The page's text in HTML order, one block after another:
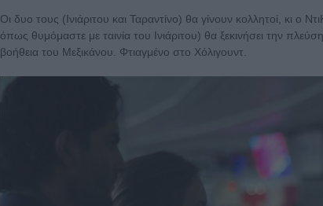
Οι δυο τους (Ινιάριτου και Ταραντίνο) θα γίνουν κολλητοί, κι ο
όπως θυμόμαστε με ταινία του Ινιάριτου) θα ξεκινήσει την
βοήθεια του Μεξικάνου. Φτιαγμένο στο Χόλιγουντ.